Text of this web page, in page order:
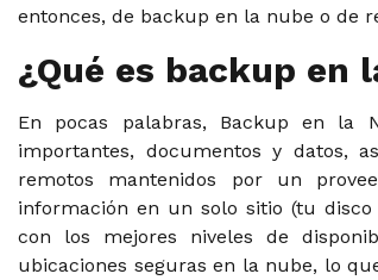
entonces, de backup en la nube o de
¿Qué es backup en
En pocas palabras, Backup en la
importantes, documentos y datos,
remotos mantenidos por un
información en un solo sitio (tu
con los mejores niveles de
ubicaciones seguras en la nube, lo